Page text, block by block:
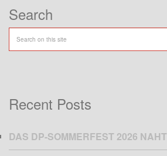
Search
Recent Posts
DAS DP-SOMMERFEST 2026 NAHT